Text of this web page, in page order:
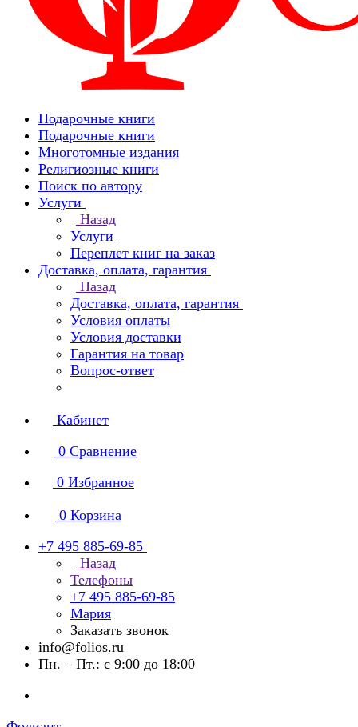
Подарочные книги
Подарочные книги
Многотомные издания
Религиозные книги
Поиск по автору
Услуги
Назад
Услуги
Переплет книг на заказ
Доставка, оплата, гарантия
Назад
Доставка, оплата, гарантия
Условия оплаты
Условия доставки
Гарантия на товар
Вопрос-ответ
Кабинет
0 Сравнение
0 Избранное
0 Корзина
+7 495 885-69-85
Назад
Телефоны
+7 495 885-69-85
Мария
Заказать звонок
info@folios.ru
Пн. – Пт.: с 9:00 до 18:00